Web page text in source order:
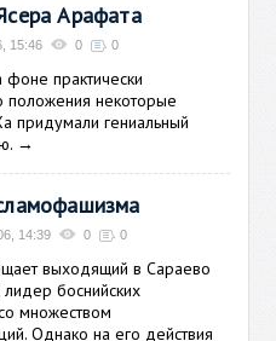
Арафата
15:46 0 0
фоне практически
положения некоторые
придумали гениальный
→
14:39 0 0
выходящий в Сараево
боснийских
множеством
Однако на его действия